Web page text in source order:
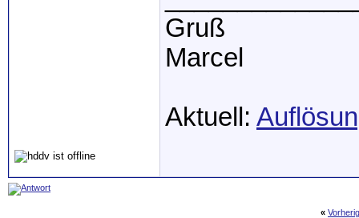
Gruß
Marcel
Aktuell:
«